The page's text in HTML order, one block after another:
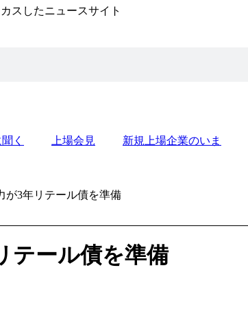
スしたニュースサイト
く
上場会見 新規上場企業のいま
が3年リテール債を準備
テール債を準備